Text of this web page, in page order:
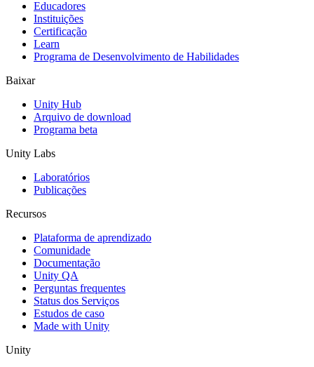
Jogos XR
Lance jogos XR em várias plataformas
Jogos com multijogador
Simplifique o desenvolvimento de jogos multiplayer
Educadores
Instituições
Certificação
Learn
Programa de Desenvolvimento de Habilidades
Baixar
Unity Hub
Arquivo de download
Programa beta
Unity Labs
Laboratórios
Publicações
Recursos
Plataforma de aprendizado
Comunidade
Documentação
Unity QA
Perguntas frequentes
Status dos Serviços
Estudos de caso
Made with Unity
Unity